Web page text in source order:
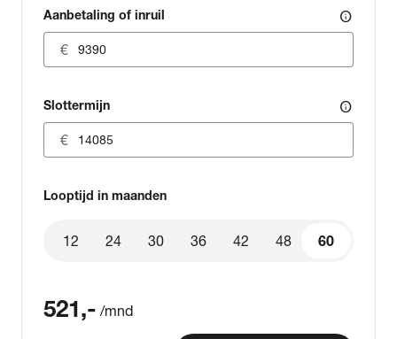
Aanbetaling of inruil info
Slottermijn info
Looptijd in maanden
60
12 24 30 36 42 48 60
521,- /mnd